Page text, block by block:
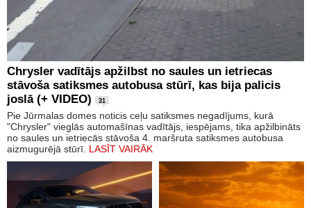
Chrysler vadītājs apžilbst no saules un ietriecas
stāvoša satiksmes autobusa stūrī, kas bija palicis
joslā (+ VIDEO)
31
Pie Jūrmalas domes noticis ceļu satiksmes negadījums, kurā
"Chrysler" vieglās automašīnas vadītājs, iespējams, tika apžilbināts
no saules un ietriecās stāvoša 4. maršruta satiksmes autobusa
aizmugurējā stūrī. LASĪT VAIRĀK